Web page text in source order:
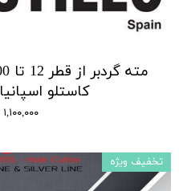
کاستلو اسپانیا CASTILLO
۱,۱۰۰,۰۰۰ تومان
تخفیف ویژه